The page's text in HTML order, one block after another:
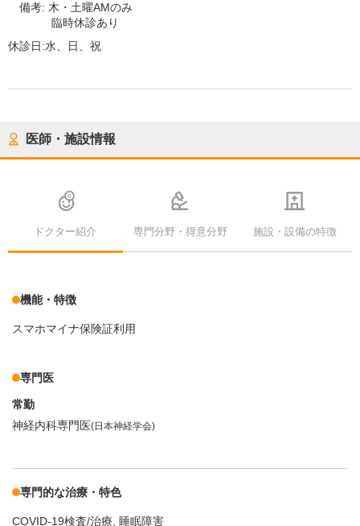
備考: 木・土曜AMのみ
臨時休診あり
休診日:水、日、祝
医師・施設情報
ドクター紹介 専門分野・得意分野 施設・設備の特徴
機能・特徴
スマホマイナ保険証利用
専門医
常勤
神経内科専門医(日本神経学会)
専門的な治療・特色
COVID-19検査/治療 睡眠障害